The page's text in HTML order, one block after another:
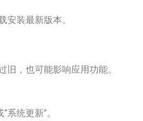
安装最新版本。
旧，也可能影响应用功能。
系统更新”。